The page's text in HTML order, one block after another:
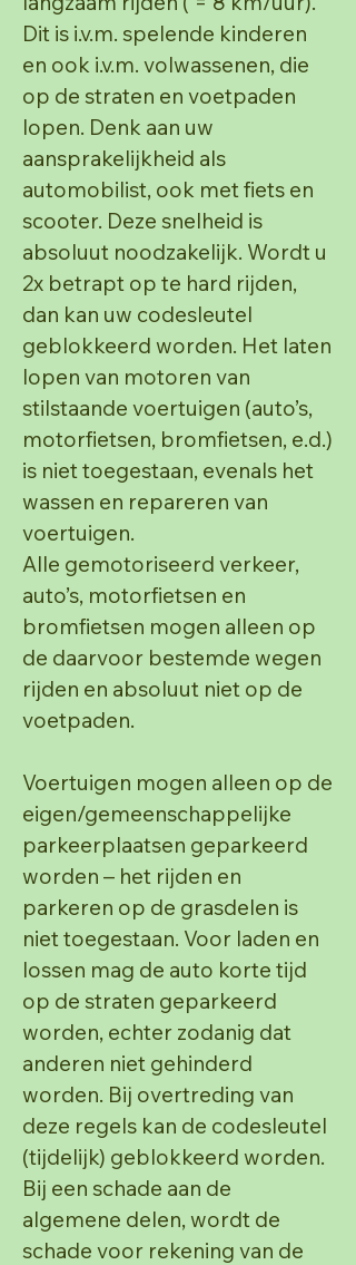
Dit is i.v.m. spelende kinderen
en ook i.v.m. volwassenen, die
op de straten en voetpaden
lopen. Denk aan uw
aansprakelijkheid als
automobilist, ook met fiets en
scooter. Deze snelheid is
absoluut noodzakelijk. Wordt u
2x betrapt op te hard rijden,
dan kan uw codesleutel
geblokkeerd worden. Het laten
lopen van motoren van
stilstaande voertuigen (auto’s,
motorfietsen, bromfietsen, e.d.)
is niettoegestaan, evenals het
wassen en repareren van
voertuigen.
Alle gemotoriseerd verkeer,
auto’s, motorfietsen en
bromfietsen mogen alleen op
de daarvoor bestemde wegen
rijden en absoluut niet op de
voetpaden.
Voertuigen mogen alleen op de
eigen/gemeenschappelijke
parkeerplaatsen geparkeerd
worden – het rijden en
parkeren op de grasdelen is
niet toegestaan. Voor laden en
lossen mag de auto korte tijd
op de straten geparkeerd
worden, echter zodanig dat
anderen niet gehinderd
worden. Bij overtreding van
deze regels kan de codesleutel
(tijdelijk) geblokkeerd worden.
Bij een schade aan de
algemene delen, wordt de
schade voor rekening van de